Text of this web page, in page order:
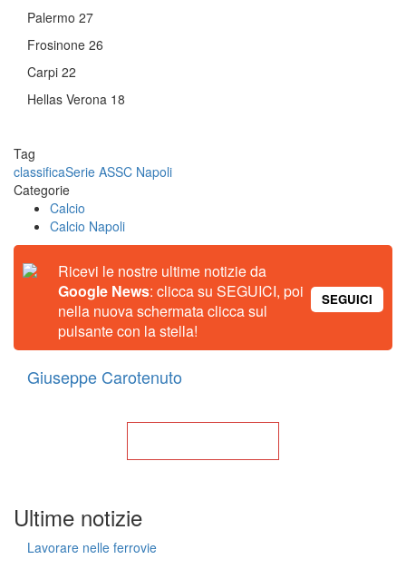
Palermo 27
Frosinone 26
Carpi 22
Hellas Verona 18
Tag
classificaSerie ASSC Napoli
Categorie
Calcio
Calcio Napoli
Ricevi le nostre ultime notizie da
Google News: clicca su SEGUICI, poi
nella nuova schermata clicca sul
pulsante con la stella!
SEGUICI
Giuseppe Carotenuto
Ultime notizie
Lavorare nelle ferrovie